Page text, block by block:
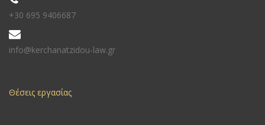
+30 695 9406687
info@kerchanatzidou-law.gr
Θέσεις εργασίας